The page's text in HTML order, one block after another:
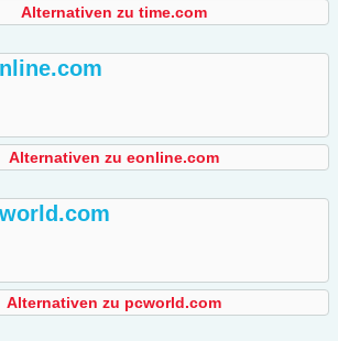
Alternativen zu time.com
Alternativen zu eonline.com
Alternativen zu pcworld.com